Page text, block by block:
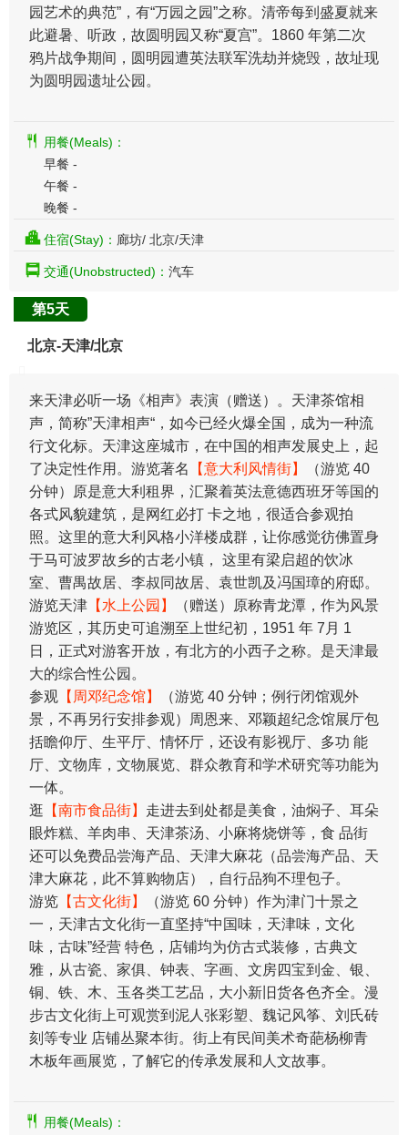
园艺术的典范”，有“万园之园”之称。清帝每到盛夏就来
此避暑、听政，故圆明园又称“夏宫”。1860 年第二次
鸦片战争期间，圆明园遭英法联军洗劫并烧毁，故址现
为圆明园遗址公园。
用餐(Meals)：
早餐 -
午餐 -
晚餐 -
住宿(Stay)： 廊坊/ 北京/天津
交通(Unobstructed)： 汽车
第5天
北京-天津/北京
来天津必听一场《相声》表演（赠送）。天津茶馆相
声，简称”天津相声“，如今已经火爆全国，成为一种流
行文化标。天津这座城市，在中国的相声发展史上，起
了决定性作用。游览著名
【意大利风情街】
（游览 40
分钟）原是意大利租界，汇聚着英法意德西班牙等国的
各式风貌建筑，是网红必打 卡之地，很适合参观拍
照。这里的意大利风格小洋楼成群，让你感觉彷佛置身
于马可波罗故乡的古老小镇， 这里有梁启超的饮冰
室、曹禺故居、李叔同故居、袁世凯及冯国璋的府邸。
游览天津 【水上公园】
（赠送）原称青龙潭，作为风景
游览区，其历史可追溯至上世纪初，1951 年 7月 1
日，正式对游客开放，有北方的小西子之称。是天津最
大的综合性公园。
参观 【周邓纪念馆】
（游览 40 分钟；例行闭馆观外
景，不再另行安排参观）周恩来、邓颖超纪念馆展厅包
括瞻仰厅、生平厅、情怀厅，还设有影视厅、多功 能
厅、文物库，文物展览、群众教育和学术研究等功能为
一体。
逛 【南市食品街】 走进去到处都是美食，油焖子、耳朵
眼炸糕、羊肉串、天津茶汤、小麻将烧饼等，食 品街
还可以免费品尝海产品、天津大麻花（品尝海产品、天
津大麻花，此不算购物店），自行品狗不理包子。
游览 【古文化街】
（游览 60 分钟）作为津门十景之
一，天津古文化街一直坚持“中国味，天津味，文化
味，古味”经营 特色，店铺均为仿古式装修，古典文
雅，从古瓷、家俱、钟表、字画、文房四宝到金、银、
铜、铁、木、玉各类工艺品，大小新旧货各色齐全。漫
步古文化街上可观赏到泥人张彩塑、魏记风筝、刘氏砖
刻等专业 店铺丛聚本街。街上有民间美术奇葩杨柳青
木板年画展览，了解它的传承发展和人文故事。
用餐(Meals)：